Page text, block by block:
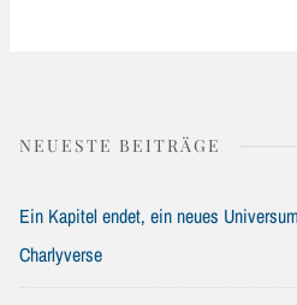
NEUESTE BEITRÄGE
Ein Kapitel endet, ein neues
Charlyverse